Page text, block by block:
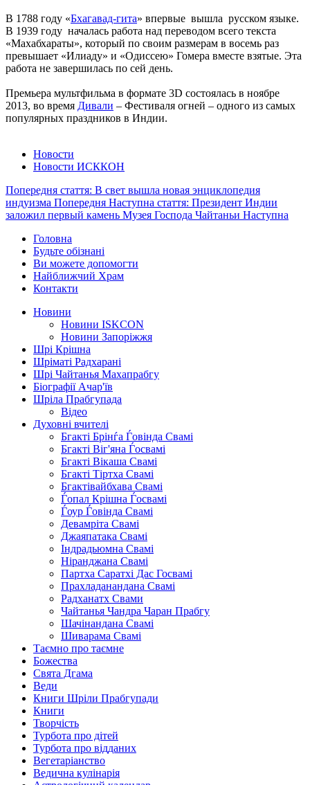
В 1788 году «Бхагавад-гита» впервые вышла русском языке.
В 1939 году началась работа над переводом всего текста
«Махабхараты», который по своим размерам в восемь раз
превышает «Илиаду» и «Одиссею» Гомера вместе взятые. Эта
работа не завершилась по сей день.
Премьера мультфильма в формате 3D состоялась в ноябре
2013, во время Дивали – Фестиваля огней – одного из самых
популярных праздников в Индии.
Новости
Новости ИСККОН
Попередня стаття: В свет вышла новая энциклопедия
индуизма Попередня Наступна стаття: Президент Индии
заложил первый камень Музея Господа Чайтаньи Наступна
Головна
Будьте обізнані
Ви можете допомогти
Найближчий Храм
Контакти
Новини
Новини ISKCON
Новини Запоріжжя
Шрі Крішна
Шріматі Радхарані
Шрі Чайтанья Махапрабгу
Біографії Ачар'їв
Шріла Прабгупада
Відео
Духовні вчителі
Бгакті Брінѓа Ѓовінда Свамі
Бгакті Віг'яна Ѓосвамі
Бгакті Вікаша Свамі
Бгакті Тіртха Свамі
Бгактівайбхава Свамі
Ѓопал Крішна Ѓосвамі
Ѓоур Ѓовінда Свамі
Девамріта Свамі
Джаяпатака Свамі
Індрадьюмна Свамі
Ніранджана Свамі
Партха Саратхі Дас Госвамі
Прахладанандана Свамі
Радханатх Свами
Чайтанья Чандра Чаран Прабгу
Шачінандана Свамі
Шиварама Свамі
Таємно про таємне
Божества
Свята Дгама
Веди
Книги Шріли Прабгупади
Книги
Творчість
Турбота про дітей
Турбота про відданих
Вегетаріанство
Ведична кулінарія